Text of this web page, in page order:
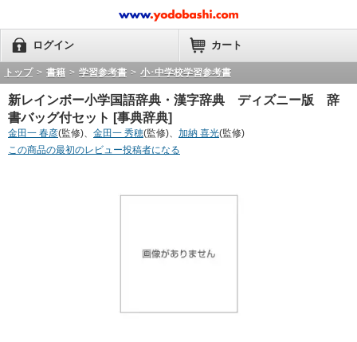
ログイン カート
トップ > 書籍 > 学習参考書 > 小･中学校学習参考書
新レインボー小学国語辞典・漢字辞典 ディズニー版 辞
書バッグ付セット [事典辞典]
金田一 春彦(監修)、 金田一 秀穂(監修)、 加納 喜光(監修)
この商品の最初のレビュー投稿者になる